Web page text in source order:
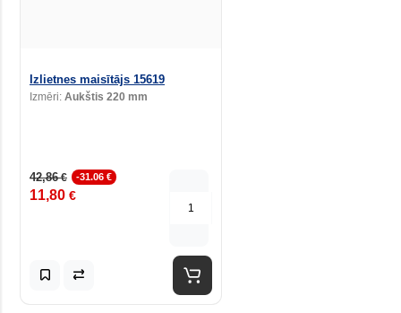
Izlietnes maisītājs 15619
Izmēri: Aukštis 220 mm
42,86€ -31.06 €
11,80 €